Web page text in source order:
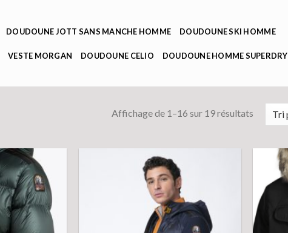
DOUDOUNE JOTT SANS MANCHE HOMME DOUDOUNE SKI HOMME
VESTE MORGAN DOUDOUNE CELIO DOUDOUNE HOMME SUPERDRY
Affichage de 1–16 sur 19 résultats